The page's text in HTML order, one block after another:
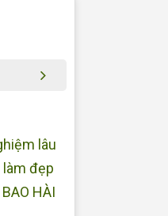
lâu
đẹp
HÀI